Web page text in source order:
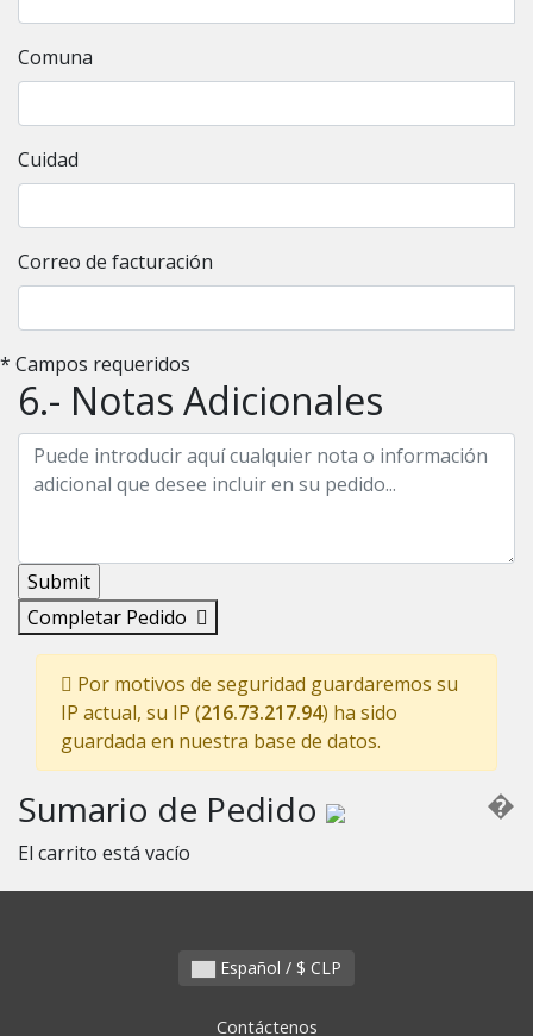
Comuna
Cuidad
Correo de facturación
* Campos requeridos
6.- Notas Adicionales
Por motivos de seguridad guardaremos su
IP actual, su IP (216.73.217.94) ha sido
guardada en nuestra base de datos.
�
Sumario de Pedido
El carrito está vacío
Español / $ CLP
Contáctenos